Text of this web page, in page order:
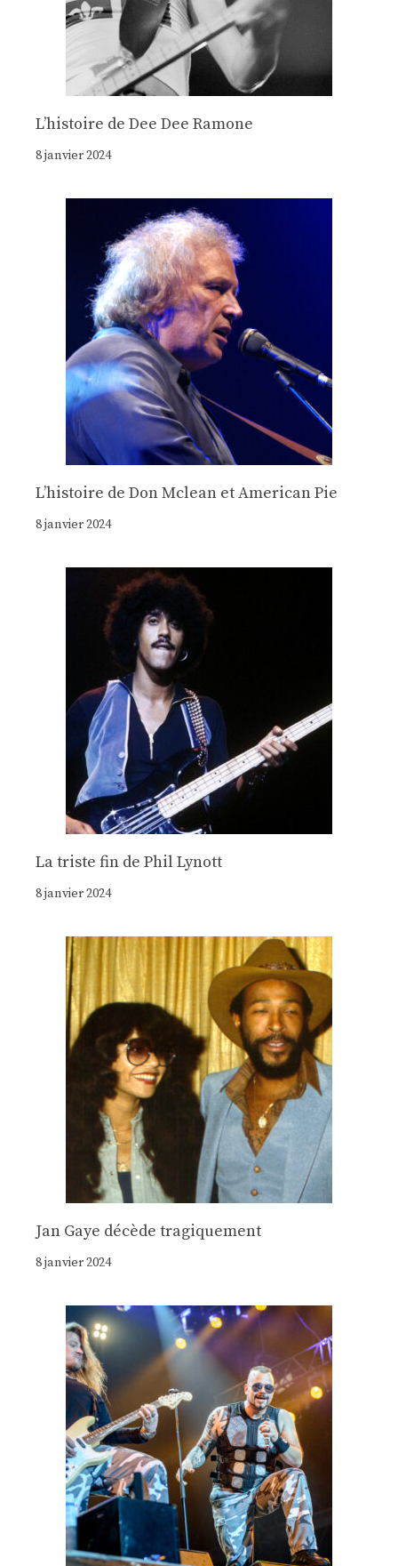
Lʼhistoire de Dee Dee Ramone
8 janvier 2024
Lʼhistoire de Don Mclean et American Pie
8 janvier 2024
La triste fin de Phil Lynott
8 janvier 2024
Jan Gaye décède tragiquement
8 janvier 2024